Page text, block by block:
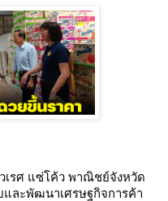
เรศ แซ่โค้ว พาณิชย์จังหวัด
ละพัฒนาเศรษฐกิจการค้า